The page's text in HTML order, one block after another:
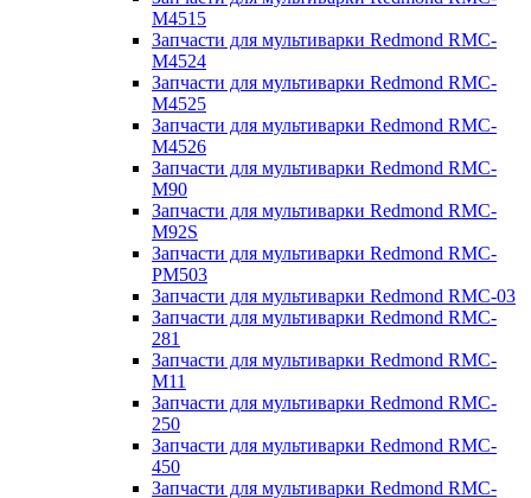
M4515
Запчасти для мультиварки Redmond RMC-
M4524
Запчасти для мультиварки Redmond RMC-
M4525
Запчасти для мультиварки Redmond RMC-
M4526
Запчасти для мультиварки Redmond RMC-
M90
Запчасти для мультиварки Redmond RMC-
M92S
Запчасти для мультиварки Redmond RMC-
PM503
Запчасти для мультиварки Redmond RMC-03
Запчасти для мультиварки Redmond RMC-
281
Запчасти для мультиварки Redmond RMC-
M11
Запчасти для мультиварки Redmond RMC-
250
Запчасти для мультиварки Redmond RMC-
450
Запчасти для мультиварки Redmond RMC-